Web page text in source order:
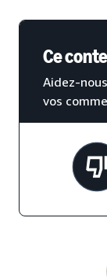
Ce
Aidez-
vos